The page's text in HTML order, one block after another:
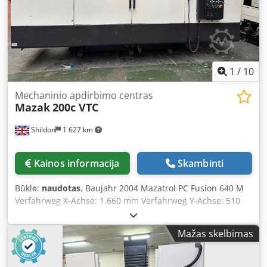
5 120 x 3 000 x 2 800 mm Dedjzdf Dhepfx An Ejkr Tuščias
svoris: 8 250 kg ĮRANGA Drožlių transporteris Įrankių
žurnalas su 30 pozicijų Įrankiai komplekte
1 / 10
Shildon 1 627 km
Mechaninio apdirbimo centras
Mazak200c VTC
Kainos informacija Skambinti
Būklė: naudotas, Baujahr 2004 Mazatrol PC Fusion 640 M
Verfahrweg X-Achse: 1.660 mm Verfahrweg Y-Achse: 510
mm Verfahrweg Z-Achse: 510 mm Tischlänge: 2.000 mm
Tischbreite: 510 mm Max. Werkstückgewicht: 1.000 kg
Anzahl Werkzeugplätze: 30 Spindelaufnahme: CAT 40
Dksdpov Ax Uyefx An Ejr Max. Spindeldrehzahl: 10.000
U/min Antriebsleistung Spindelmotor: 18,5 kW
Mažas skelbimas